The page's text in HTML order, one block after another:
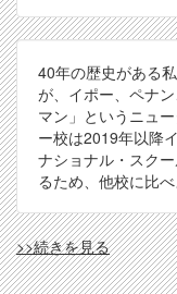
40年の歴史がある
が、イポー、ペナ
マン」というニュ
ー校は2019年以降
ナショナル・スク
るため、他校に比
TBY(TA)
の
>>続きを見る